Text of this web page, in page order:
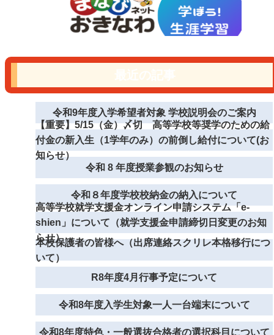
令和9年度入学希望者対象 学校説明会のご案内
【重要】5/15（金）〆切 高等学校等奨学のための給
付金の新入生（1学年のみ）の前倒し給付について(お
知らせ）
令和 8 年度授業参観のお知らせ
令和８年度学校校納金の納入について
高等学校就学支援金オンライン申請システム「e-
shien」について（就学支援金申請締切日変更のお知
らせ）
本校保護者の皆様へ（出席連絡スクリレ本格移行につ
いて）
R8年度4月行事予定について
令和8年度入学生対象一人一台端末について
令和8年度特色・一般選抜合格者の選択科目について